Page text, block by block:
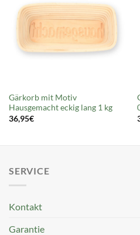
Gärkorb mit Motiv
Hausgemacht eckig lang 1 kg
36,95€
SERVICE
Kontakt
Garantie